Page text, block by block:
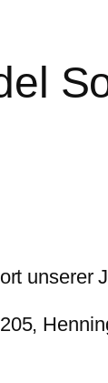
unserer